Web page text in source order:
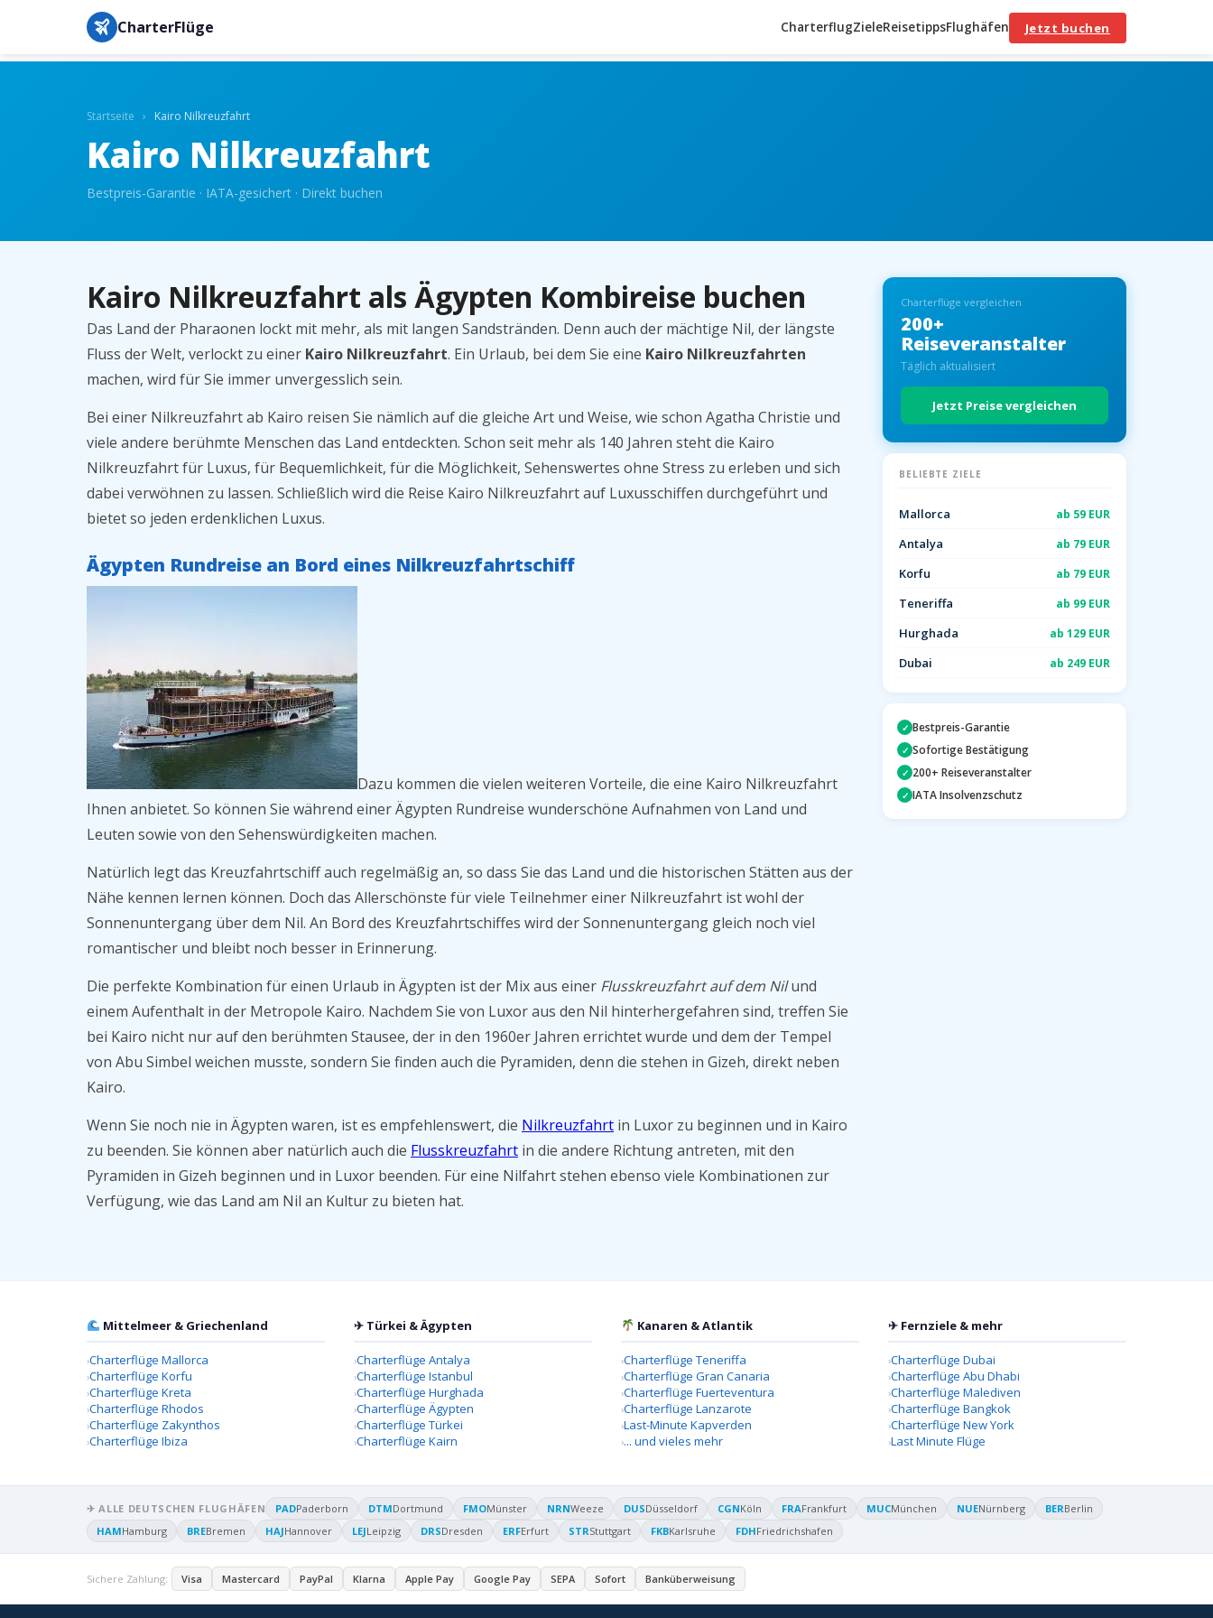
CharterFlüge CharterflugZieleReisetippsFlughäfen Jetzt buchen
Startseite › Kairo Nilkreuzfahrt
Kairo Nilkreuzfahrt
Bestpreis-Garantie · IATA-gesichert · Direkt buchen
Kairo Nilkreuzfahrt als Ägypten Kombireise buchen
Das Land der Pharaonen lockt mit mehr, als mit langen Sandstränden. Denn auch der mächtige Nil, der längste
Fluss der Welt, verlockt zu einer Kairo Nilkreuzfahrt. Ein Urlaub, bei dem Sie eine Kairo Nilkreuzfahrten
machen, wird für Sie immer unvergesslich sein.
Bei einer Nilkreuzfahrt ab Kairo reisen Sie nämlich auf die gleiche Art und Weise, wie schon Agatha Christie und
viele andere berühmte Menschen das Land entdeckten. Schon seit mehr als 140 Jahren steht die Kairo
Nilkreuzfahrt für Luxus, für Bequemlichkeit, für die Möglichkeit, Sehenswertes ohne Stress zu erleben und sich
dabei verwöhnen zu lassen. Schließlich wird die Reise Kairo Nilkreuzfahrt auf Luxusschiffen durchgeführt und
bietet so jeden erdenklichen Luxus.
Ägypten Rundreise an Bord eines Nilkreuzfahrtschiff
Dazu kommen die vielen weiteren Vorteile, die eine Kairo Nilkreuzfahrt
Ihnen anbietet. So können Sie während einer Ägypten Rundreise wunderschöne Aufnahmen von Land und
Leuten sowie von den Sehenswürdigkeiten machen.
Natürlich legt das Kreuzfahrtschiff auch regelmäßig an, so dass Sie das Land und die historischen Stätten aus der
Nähe kennen lernen können. Doch das Allerschönste für viele Teilnehmer einer Nilkreuzfahrt ist wohl der
Sonnenuntergang über dem Nil. An Bord des Kreuzfahrtschiffes wird der Sonnenuntergang gleich noch viel
romantischer und bleibt noch besser in Erinnerung.
Die perfekte Kombination für einen Urlaub in Ägypten ist der Mix aus einer Flusskreuzfahrt auf dem Nilund
einem Aufenthalt in der Metropole Kairo. Nachdem Sie von Luxor aus den Nil hinterhergefahren sind, treffen Sie
bei Kairo nicht nur auf den berühmten Stausee, der in den 1960er Jahren errichtet wurde und dem der Tempel
von Abu Simbel weichen musste, sondern Sie finden auch die Pyramiden, denn die stehen in Gizeh, direkt neben
Kairo.
Wenn Sie noch nie in Ägypten waren, ist es empfehlenswert, die Nilkreuzfahrt in Luxor zu beginnen und in Kairo
zu beenden. Sie können aber natürlich auch die Flusskreuzfahrt in die andere Richtung antreten, mit den
Pyramiden in Gizeh beginnen und in Luxor beenden. Für eine Nilfahrt stehen ebenso viele Kombinationen zur
Verfügung, wie das Land am Nil an Kultur zu bieten hat.
Charterflüge vergleichen
200+
Reiseveranstalter
Täglich aktualisiert
Jetzt Preise vergleichen
BELIEBTE ZIELE
Mallorca ab 59 EUR
Antalya ab 79 EUR
Korfu ab 79 EUR
Teneriffa ab 99 EUR
Hurghada ab 129 EUR
Dubai ab 249 EUR
✓ Bestpreis-Garantie
✓ Sofortige Bestätigung
✓ 200+ Reiseveranstalter
✓ IATA Insolvenzschutz
Mittelmeer & Griechenland
Charterflüge Mallorca
Charterflüge Korfu
Charterflüge Kreta
Charterflüge Rhodos
Charterflüge Zakynthos
Charterflüge Ibiza
✈ Türkei & Ägypten
Charterflüge Antalya
Charterflüge Istanbul
Charterflüge Hurghada
Charterflüge Ägypten
Charterflüge Türkei
Charterflüge Kairn
Kanaren & Atlantik
Charterflüge Teneriffa
Charterflüge Gran Canaria
Charterflüge Fuerteventura
Charterflüge Lanzarote
Last-Minute Kapverden
... und vieles mehr
✈ Fernziele & mehr
Charterflüge Dubai
Charterflüge Abu Dhabi
Charterflüge Malediven
Charterflüge Bangkok
Charterflüge New York
Last Minute Flüge
✈ ALLE DEUTSCHEN FLUGHÄFEN PADPaderborn DTMDortmund FMOMünster NRNWeeze DUSDüsseldorf CGNKöln FRAFrankfurt MUCMünchen NUENürnberg BERBerlin
HAMHamburg BREBremen HAJHannover LEJLeipzig DRSDresden ERFErfurt STRStuttgart FKBKarlsruhe FDHFriedrichshafen
Sichere Zahlung: Visa Mastercard PayPal Klarna Apple Pay Google Pay SEPA Sofort Banküberweisung